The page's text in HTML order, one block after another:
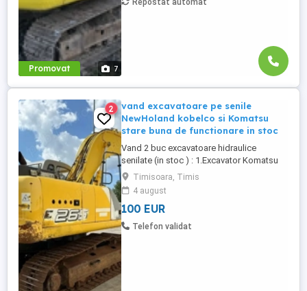
Promovat 7
Repostat automat
2
vand excavatoare pe senile
NewHoland kobelco si Komatsu
stare buna de functionare in stoc
Vand 2 buc excavatoare hidraulice
senilate (in stoc ) : 1.Excavator Komatsu
PC210LC-8K an 2007 ore 12600 , greutate
proprie 22 de tone, motor de 110 kW
Komatsu, instalatie hidraulica picon, cupa
de sapat 1mc , , AC, camera spate , stare
buna functionare , gata de lucru, aspect
Timisoara, Timis
4 august
100 EUR
Telefon validat